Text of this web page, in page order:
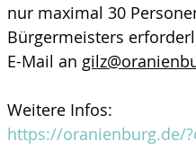
nur maximal 30
Bürgermeisters
E-Mail an
Weitere Infos:
https://oranienburg.de/